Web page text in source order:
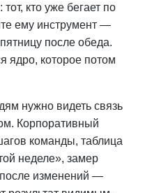
кто уже бегает по
ему инструмент —
после обеда.
ядро, которое потом
нужно видеть связь
Корпоративный
команды, таблица
неделе», замер
изменений —